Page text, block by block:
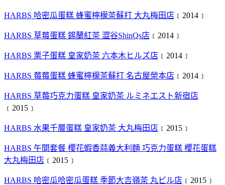
HARBS 哈密瓜蛋糕 蜂蜜檸檬茶蘇打 大丸梅田店 ﹝2014﹞
HARBS 草莓蛋糕 錫蘭紅茶 澀谷ShinQs店 ﹝2014﹞
HARBS 栗子蛋糕 皇家奶茶 六本木ヒルズ店 ﹝2014﹞
HARBS 莓莓蛋糕 蜂蜜檸檬茶蘇打 名古屋榮本店 ﹝2014﹞
HARBS 草莓巧克力蛋糕 皇家奶茶 ルミネエスト新宿店
﹝2015﹞
HARBS 水果千層蛋糕 皇家奶茶 大丸梅田店 ﹝2015﹞
HARBS 午間套餐 櫻花蝦香蒜義大利麵 巧克力蛋糕 櫻花蛋糕
大丸梅田店 ﹝2015﹞
HARBS 哈密瓜哈密瓜蛋糕 季節大吉嶺茶 丸ビル店 ﹝2015﹞